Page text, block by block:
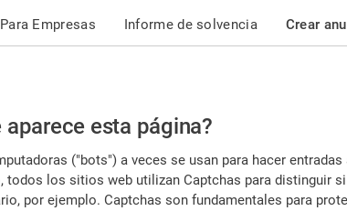
Para Empresas Informe de solvencia Crear
aparece esta página?
("bots") a veces se usan para hacer
todos los sitios web utilizan Captchas para distinguir
por ejemplo. Captchas son fundamentales para